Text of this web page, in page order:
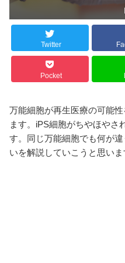
Twitter
Pocket
万能細胞が再生医療の可能
ます。iPS細胞がちやほやさ
す。同じ万能細胞でも何が
いを解説していこうと思いま